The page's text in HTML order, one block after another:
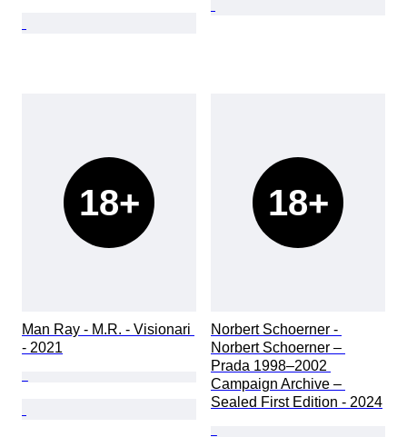
18+
Man Ray - M.R. - Visionari
- 2021
18+
Norbert Schoerner -
Norbert Schoerner –
Prada 1998–2002
Campaign Archive –
Sealed First Edition - 2024